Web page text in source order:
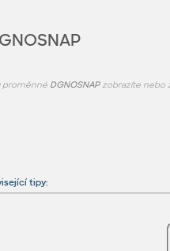
proměnné DGNOSNAPzobrazíte nebo
tipy: